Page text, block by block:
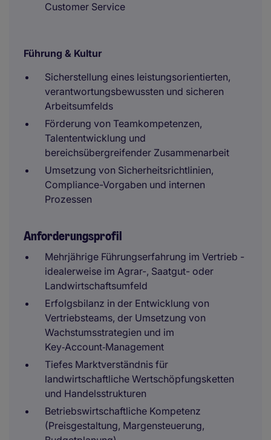
Customer Service
Führung & Kultur
Sicherstellung eines leistungsorientierten,
verantwortungsbewussten und sicheren
Arbeitsumfelds
Förderung von Teamkompetenzen,
Talententwicklung und
bereichsübergreifender Zusammenarbeit
Umsetzung von Sicherheitsrichtlinien,
Compliance-Vorgaben und internen
Prozessen
Anforderungsprofil
Mehrjährige Führungserfahrung im Vertrieb -
idealerweise im Agrar-, Saatgut- oder
Landwirtschaftsumfeld
Erfolgsbilanz in der Entwicklung von
Vertriebsteams, der Umsetzung von
Wachstumsstrategien und im
Key‑Account‑Management
Tiefes Marktverständnis für
landwirtschaftliche Wertschöpfungsketten
und Handelsstrukturen
Betriebswirtschaftliche Kompetenz
(Preisgestaltung, Margensteuerung,